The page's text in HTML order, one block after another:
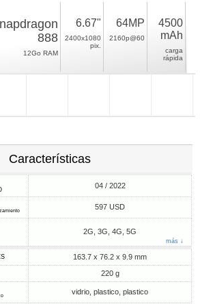
888
12Go RAM
6.67"
2400x1080
pix.
64MP
2160p@60
4500
mAh
carga
rápida
Características
04 / 2022
597 USD
2G, 3G, 4G, 5G
más ↓
163.7 x 76.2 x 9.9 mm
220 g
vidrio, plastico, plastico